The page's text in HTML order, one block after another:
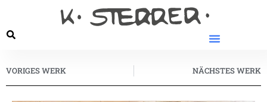
VORIGES WERK NÄCHSTES WERK